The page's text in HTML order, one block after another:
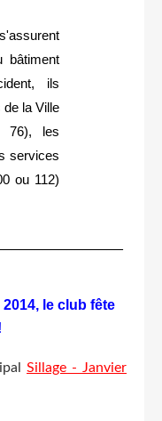
bâtiment
ils
la Ville
76), les
services
ou 112)
le club fête
Sillage - Janvier